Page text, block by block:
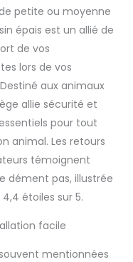
chiens et
leur
venez
du voyage
votre famille
sur la
plus sûr : la
du siège de
pour petit
est de 58,4 x
x 33 cm (L x l x
Veuillez
votre
de
avant
Lit
de
petite ou moyenne
épais est un allié de
de vos
lors de vos
aux animaux
allie sécurité et
pour tout
animal. Les retours
témoignent
dément pas, illustrée
étoiles sur 5.
facile
mentionnées